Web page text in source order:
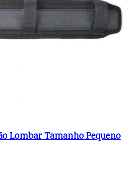
Lombar Tamanho Pequeno